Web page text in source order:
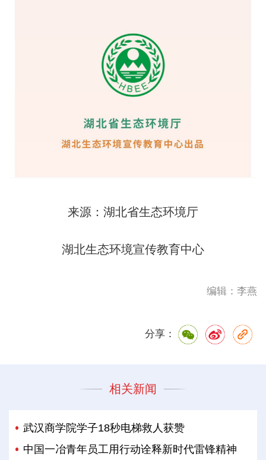
来源：湖北省生态环境厅
湖北生态环境宣传教育中心
编辑：李燕
分享：
相关新闻
武汉商学院学子18秒电梯救人获赞
中国一冶青年员工用行动诠释新时代雷锋精神